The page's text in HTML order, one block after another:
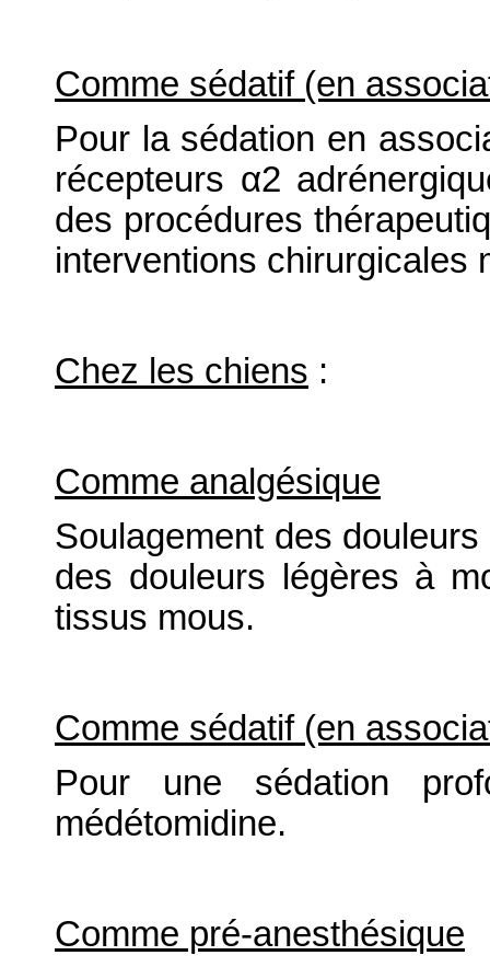
Comme sédatif (en
Pour la sédation en
récepteurs α2
des procédures
interventions chirurgicales
Chez les chiens :
Comme analgésique
Soulagement des
des douleurs légères à
tissus mous.
Comme sédatif (en
Pour une sédation
médétomidine.
Comme pré-anesthésique